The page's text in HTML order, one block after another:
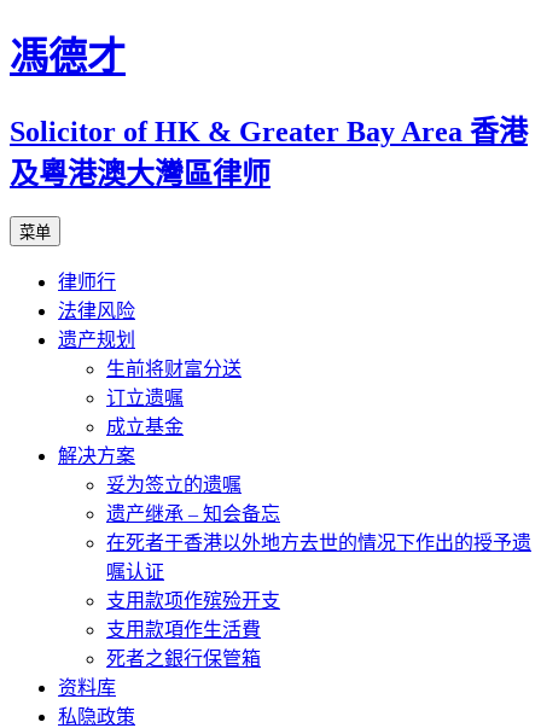
跳
至
文
馮德才
Solicitor of HK & Greater Bay Area 香港
及粵港澳大灣區律师
菜单
律师行
法律风险
遗产规划
生前将财富分送
订立遗嘱
成立基金
解决方案
妥为签立的遗嘱
遗产继承 – 知会备忘
在死者于香港以外地方去世的情况下作出的授予遗
嘱认证
支用款项作殡殓开支
支用款項作生活費
死者之銀行保管箱
资料库
私隐政策